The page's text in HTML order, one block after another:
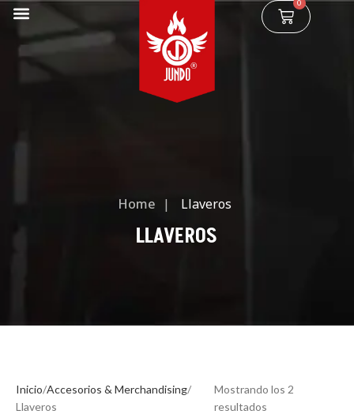
0
Home | Llaveros
LLAVEROS
Inicio Accesorios & Merchandising
Llaveros
Mostrando los 2
resultados